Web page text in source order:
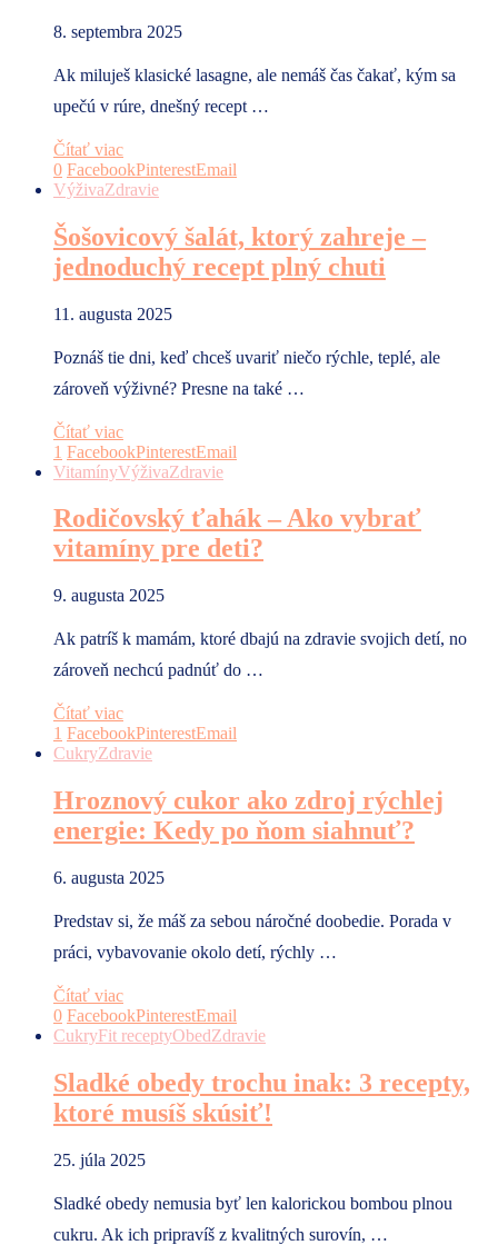
8. septembra 2025
Ak miluješ klasické lasagne, ale nemáš čas čakať, kým sa
upečú v rúre, dnešný recept …
Čítať viac
0 FacebookPinterestEmail
VýživaZdravie
Šošovicový šalát, ktorý zahreje –
jednoduchý recept plný chuti
11. augusta 2025
Poznáš tie dni, keď chceš uvariť niečo rýchle, teplé, ale
zároveň výživné? Presne na také …
Čítať viac
1 FacebookPinterestEmail
VitamínyVýživaZdravie
Rodičovský ťahák – Ako vybrať
vitamíny pre deti?
9. augusta 2025
Ak patríš k mamám, ktoré dbajú na zdravie svojich detí, no
zároveň nechcú padnúť do …
Čítať viac
1 FacebookPinterestEmail
CukryZdravie
Hroznový cukor ako zdroj rýchlej
energie: Kedy po ňom siahnuť?
6. augusta 2025
Predstav si, že máš za sebou náročné doobedie. Porada v
práci, vybavovanie okolo detí, rýchly …
Čítať viac
0 FacebookPinterestEmail
CukryFit receptyObedZdravie
Sladké obedy trochu inak: 3 recepty,
ktoré musíš skúsiť!
25. júla 2025
Sladké obedy nemusia byť len kalorickou bombou plnou
cukru. Ak ich pripravíš z kvalitných surovín, …